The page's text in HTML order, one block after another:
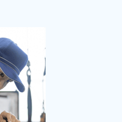
備＆赴任旅費支給あり
都日野市》
間
態
派遣社員
加工,検査,洗浄
120日以上
完備 寮完備